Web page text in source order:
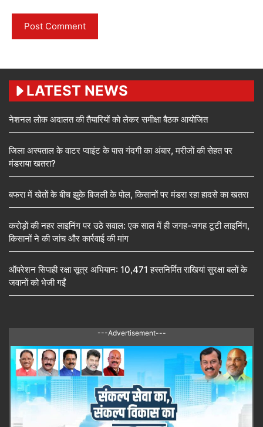
LATEST NEWS
नेशनल लोक अदालत की तैयारियों को लेकर समीक्षा बैठक आयोजित
जिला अस्पताल के वाटर प्वाइंट के पास गंदगी का अंबार, मरीजों की सेहत पर
मंडराया खतरा?
बफरा में खेतों के बीच झुके बिजली के पोल, किसानों पर मंडरा रहा हादसे का खतरा
करोड़ों की नहर लाइनिंग पर उठे सवाल: एक साल में ही जगह-जगह टूटी लाइनिंग,
किसानों ने की जांच और कार्रवाई की मांग
ऑपरेशन सिपाही रक्षा सूत्र अभियान: 10,471 हस्तनिर्मित राखियां सुरक्षा बलों के
जवानों को भेजी गईं
---Advertisement---